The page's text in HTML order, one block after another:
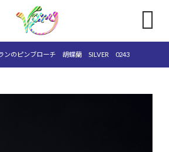

ンのピンブローチ 胡蝶蘭 SILVER 0243